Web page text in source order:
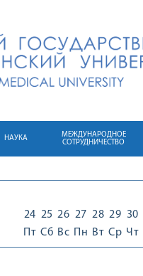
НАУКА
МЕЖДУНАРОДНОЕ
СОТРУДНИЧЕСТВО
24
Пт
25
Сб
26
Вс
27
Пн
28
Вт
29
Ср
30
Чт